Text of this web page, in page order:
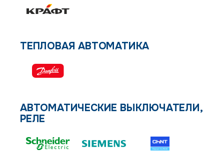
ТЕПЛОВАЯ АВТОМАТИКА
АВТОМАТИЧЕСКИЕ ВЫКЛЮЧАТЕЛИ,
РЕЛЕ